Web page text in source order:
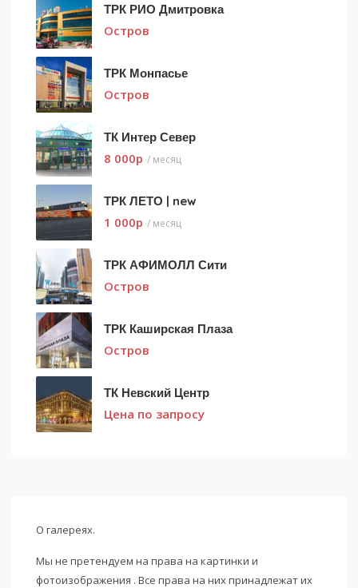
ТРК РИО Дмитровка
Остров
ТРК Монпасье
Остров
ТК Интер Север
8 000p / месяц
ТРК ЛЕТО | new
1 000p / месяц
ТРК АФИМОЛЛ Сити
Остров
ТРК Каширская Плаза
Остров
ТК Невский Центр
Цена по запросу
О галереях.
Мы не претендуем на права на картинки и
фотоизображения . Все права на них принадлежат их